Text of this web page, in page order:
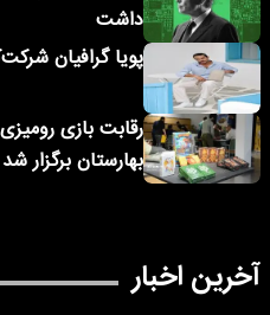
داشت
پویا گرافیان
رقابت بازی
بهارستان برگزار
آخرین اخبار